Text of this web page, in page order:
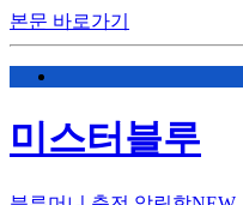
본문 바로가기
미스터블루